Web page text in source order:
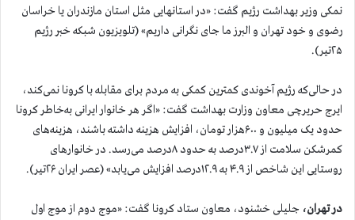
نمکی وزیر بهداشت رژیم گفت: «در استانهایی مثل استان مازندران یا خراسان
رضوی و خود تهران و البرز ما جای نگرانی داریم» (تلویزیون شبکه خبر رژیم
۲۵تیر).
در حالی‌که رژیم آخوندی کمترین کمکی به مردم برای مقابله با کرونا نمی‌کند،
ایرج حریرچی معاون وزارت بهداشت گفت: «اگر هر خانوار ایرانی به‌خاطر کرونا
حدود یک میلیون و ۶۰۰هزار تومان، افزایش هزینه داشته باشند، هزینه‌های
کمرشکن سلامت از ۳.۷درصد به حدود ۸درصد می‌رسد. در خانوارهای
روستایی این شاخص از ۴.۹ به ۱۲.۹درصد افزایش می‌یابد» (عصر ایران ۲۶تیر).
در تهران، جلیلی خشنود، معاون ستاد کرونا گفت: «موج دوم از موج اول